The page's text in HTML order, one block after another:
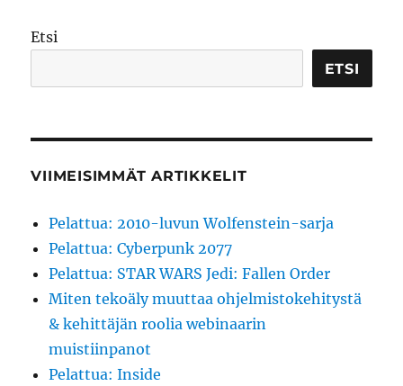
Etsi
ETSI
VIIMEISIMMÄT ARTIKKELIT
Pelattua: 2010-luvun Wolfenstein-sarja
Pelattua: Cyberpunk 2077
Pelattua: STAR WARS Jedi: Fallen Order
Miten tekoäly muuttaa ohjelmistokehitystä
& kehittäjän roolia webinaarin
muistiinpanot
Pelattua: Inside